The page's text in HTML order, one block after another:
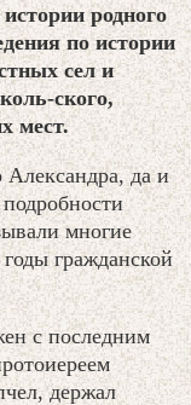
родного
по истории
сел и
ского,
мест.
Александра, да и
многие
гражданской
с последним
держал